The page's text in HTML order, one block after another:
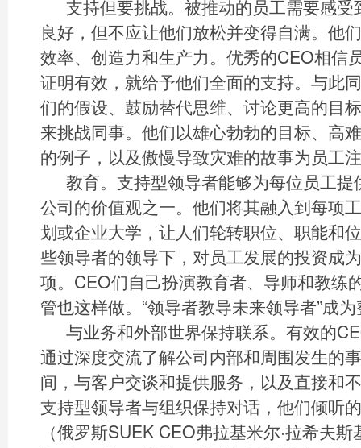
支持但要挑战。被推动的员工需要感
良好，但不应让他们放松并变得自满。他
效率、创造力和生产力。优秀的CEO相信
证明有效，就给予他们全面的支持。与此
们的假设、鼓励替代思维、讨论更高的目
来挑战同事。他们以雄心勃勃的目标、高
的例子，以及傲慢导致灾难的故事为员工
教育。支持型领导者能够为每位员工
公司的价值观之一。他们将其融入到每项
划或企业大学，让人们轮转职位、职能和
些领导者的领导下，对员工发展的投资成
项。CEO们自己扮演教育者、导师和教练
管也这样做。“领导者教导未来领导者”成
与业务和外部世界保持联系。有效的
通过深度交流了解公司内部和周围发生的
间，与客户交谈和提供服务，以及直接和
支持型领导者与组织保持对话，他们倾听
（俄罗斯SUEK CEO弗拉基米尔·拉希夫